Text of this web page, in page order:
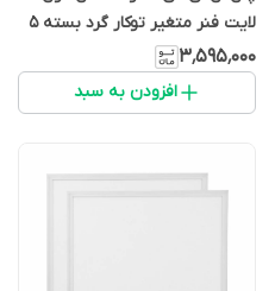
لایت فنر متغیر توکار گرد بسته 5
عددی
۳٬۵۹۵٬۰۰۰
افزودن به سبد